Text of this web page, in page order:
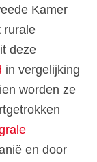
Kamer
rurale
deze
in vergelijking
worden ze
en door